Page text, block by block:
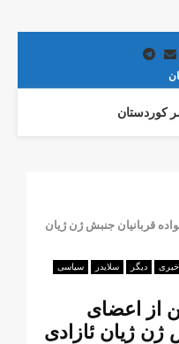
Email
Telegram
اعضای خانواده قربانیان جنبش ژن ژیان
دیگر سلایدر
سیاسی
بیش از ۲۰ تن از اعضای
ژن ژیان ئازادی